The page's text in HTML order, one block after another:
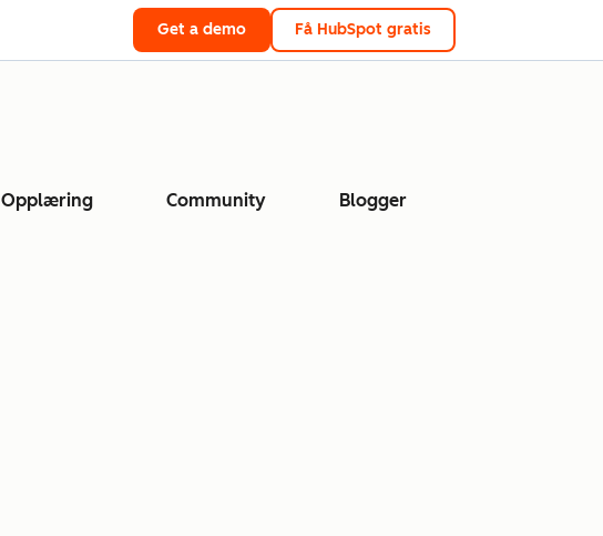
Get a demo Få HubSpot gratis
Opplæring Community Blogger